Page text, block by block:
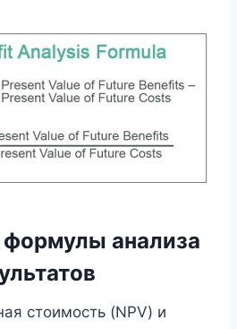
анализа
стоимость (NPV) и